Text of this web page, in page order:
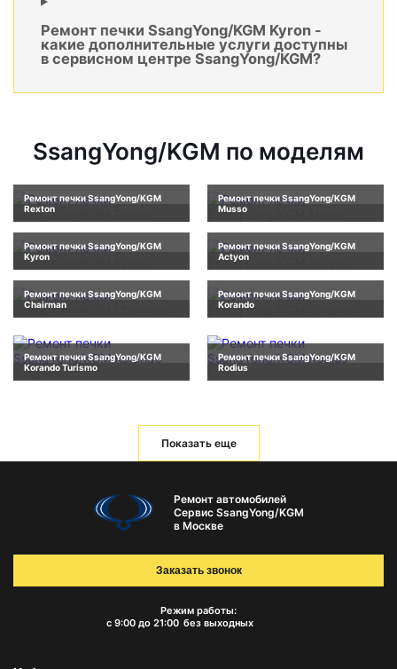
Ремонт печки SsangYong/KGM Kyron -
какие дополнительные услуги доступны
в сервисном центре SsangYong/KGM?
SsangYong/KGM по моделям
Ремонт печки SsangYong/KGM
Rexton
Ремонт печки SsangYong/KGM
Musso
Ремонт печки SsangYong/KGM
Kyron
Ремонт печки SsangYong/KGM
Actyon
Ремонт печки SsangYong/KGM
Chairman
Ремонт печки SsangYong/KGM
Korando
Ремонт печки SsangYong/KGM
Korando Turismo
Ремонт печки SsangYong/KGM
Rodius
Показать еще
Ремонт автомобилей
Сервис SsangYong/KGM
в Москве
Режим работы:
с 9:00 до 21:00 без выходных
Заказать звонок